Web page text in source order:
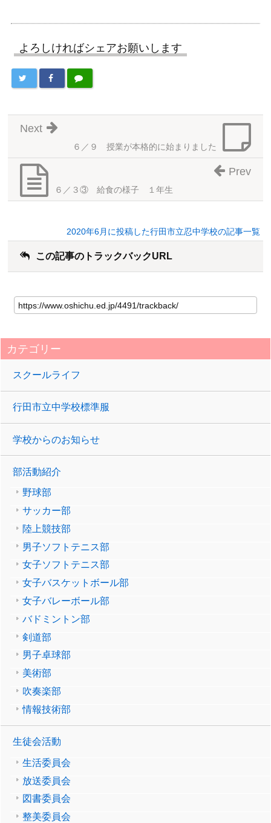
よろしければシェアお願いします
６／９ 授業が本格的に始まりました
Next
６／３③ 給食の様子 １年生
Prev
2020年6月に投稿した行田市立忍中学校の記事一覧
この記事のトラックバックURL
カテゴリー
スクールライフ
行田市立中学校標準服
学校からのお知らせ
部活動紹介
野球部
サッカー部
陸上競技部
男子ソフトテニス部
女子ソフトテニス部
女子バスケットボール部
女子バレーボール部
バドミントン部
剣道部
男子卓球部
美術部
吹奏楽部
情報技術部
生徒会活動
生活委員会
放送委員会
図書委員会
整美委員会